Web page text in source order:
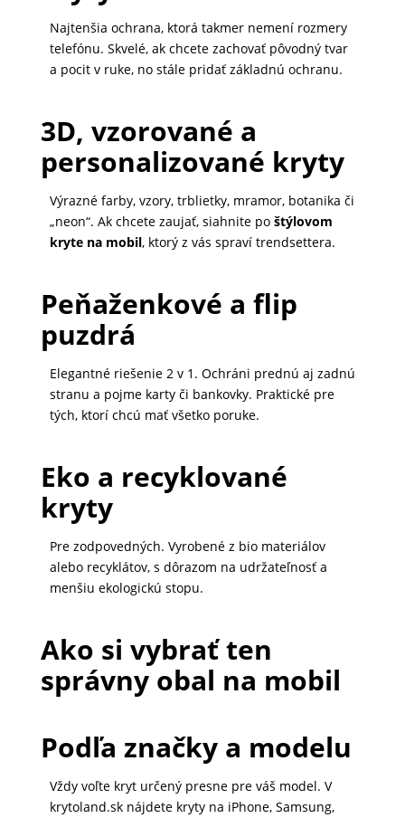
Najtenšia ochrana, ktorá takmer nemení rozmery
telefónu. Skvelé, ak chcete zachovať pôvodný tvar
a pocit v ruke, no stále pridať základnú ochranu.
3D, vzorované a
personalizované kryty
Výrazné farby, vzory, trblietky, mramor, botanika či
„neon“. Ak chcete zaujať, siahnite po štýlovom
kryte na mobil, ktorý z vás spraví trendsettera.
Peňaženkové a flip
puzdrá
Elegantné riešenie 2 v 1. Ochráni prednú aj zadnú
stranu a pojme karty či bankovky. Praktické pre
tých, ktorí chcú mať všetko poruke.
Eko a recyklované
kryty
Pre zodpovedných. Vyrobené z bio materiálov
alebo recyklátov, s dôrazom na udržateľnosť a
menšiu ekologickú stopu.
Ako si vybrať ten
správny obal na mobil
Podľa značky a modelu
Vždy voľte kryt určený presne pre váš model. V
krytoland.sk nájdete kryty na iPhone, Samsung,